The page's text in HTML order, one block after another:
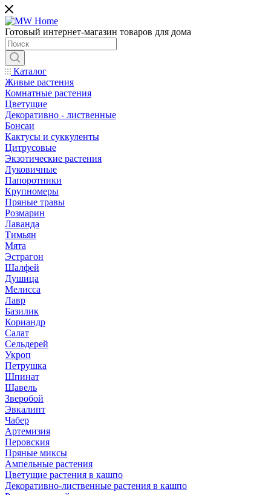
Готовый интернет-магазин товаров для дома
Каталог
Живые растения
Комнатные растения
Цветущие
Декоративно - лиственные
Бонсаи
Кактусы и суккуленты
Цитрусовые
Экзотические растения
Луковичные
Папоротники
Крупномеры
Пряные травы
Розмарин
Лаванда
Тимьян
Мята
Эстрагон
Шалфей
Душица
Мелисса
Лавр
Базилик
Кориандр
Салат
Сельдерей
Укроп
Петрушка
Шпинат
Щавель
Зверобой
Эвкалипт
Чабер
Артемизия
Перовския
Пряные миксы
Ампельные растения
Цветущие растения в кашпо
Декоративно-лиственные растения в кашпо